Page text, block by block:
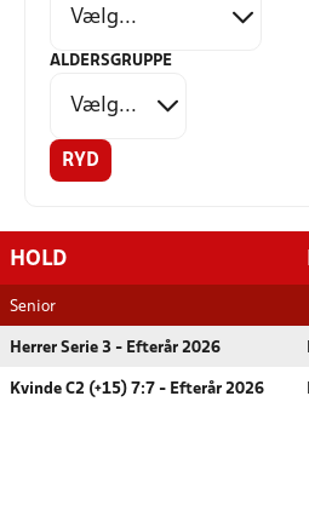
ALDERSGRUPPE
RYD
HOLD
Senior
Herrer Serie 3 - Efterår 2026
Kvinde C2 (+15) 7:7 - Efterår 2026